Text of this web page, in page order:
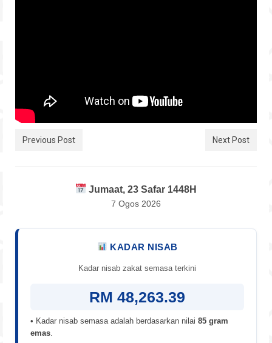
Previous Post Next Post
Jumaat, 23 Safar 1448H
7 Ogos 2026
KADAR NISAB
Kadar nisab zakat semasa terkini
RM 48,263.39
• Kadar nisab semasa adalah berdasarkan nilai 85 gram
emas